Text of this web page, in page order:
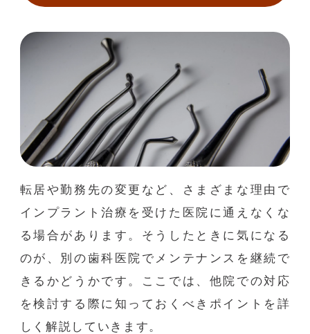
転居や勤務先の変更など、さまざまな理由で
インプラント治療を受けた医院に通えなくな
る場合があります。そうしたときに気になる
のが、別の歯科医院でメンテナンスを継続で
きるかどうかです。ここでは、他院での対応
を検討する際に知っておくべきポイントを詳
しく解説していきます。